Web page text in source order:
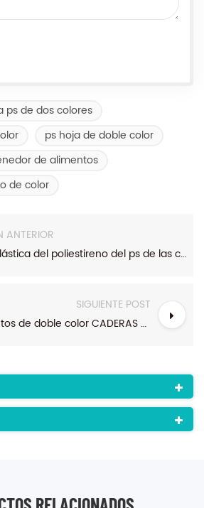
ps de dos colores
ps hoja de doble color
de alimentos
de color
ANTERIOR
1 mm Hoja plástica del poliestireno del ps de las caderas de 2 colores para el envasado de alimentos
SIGUIENTE POST
De grado de alimentos de doble color CADERAS de plástico, rollos de hojas para el Termoformado